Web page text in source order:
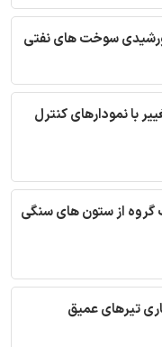
سوخت های نفتی
با نمودارهای کنترل
گروه از ستون های سنگی
تیرهای عمیق